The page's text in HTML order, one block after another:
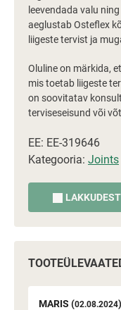
leevendada valu
aeglustab Osteflex
liigeste tervist ja
Oluline on märkida,
mis toetab liigeste
on soovitatav
terviseseisund või
EE: EE-319646
Kategooria: Joints
MARIS (02.08.2024)